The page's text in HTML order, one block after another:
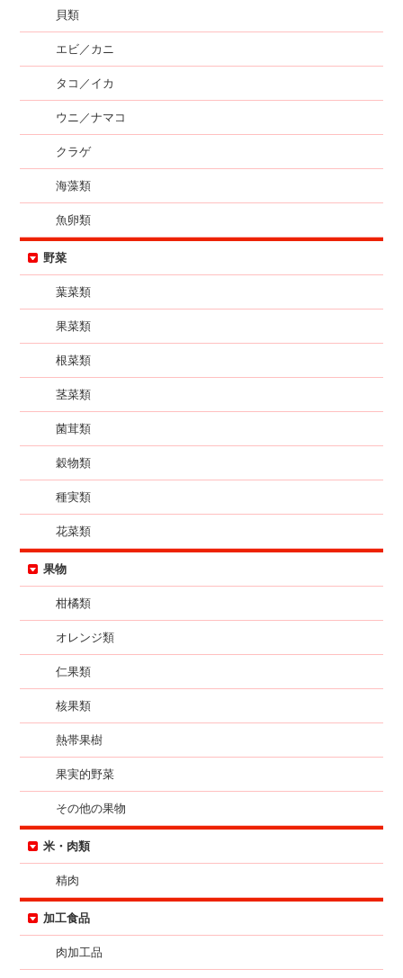
貝類
エビ／カニ
タコ／イカ
ウニ／ナマコ
クラゲ
海藻類
魚卵類
野菜
葉菜類
果菜類
根菜類
茎菜類
菌茸類
穀物類
種実類
花菜類
果物
柑橘類
オレンジ類
仁果類
核果類
熱帯果樹
果実的野菜
その他の果物
米・肉類
精肉
加工食品
肉加工品